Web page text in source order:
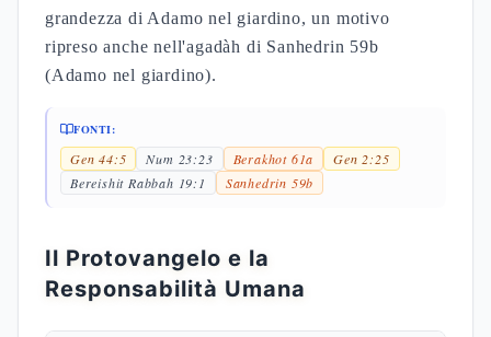
grandezza di Adamo nel giardino, un motivo
ripreso anche nell'agadàh di Sanhedrin 59b
(Adamo nel giardino).
FONTI:
Gen 44:5 Num 23:23 Berakhot 61a
Gen 2:25
Bereishit Rabbah 19:1
Sanhedrin 59b
Il Protovangelo e la
Responsabilità Umana